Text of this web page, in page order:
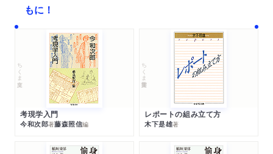
もに！
ちくま文庫
考現学入門
今和次郎著藤森照信編
ちくま学芸文庫
レポートの組み立て方
木下是雄著